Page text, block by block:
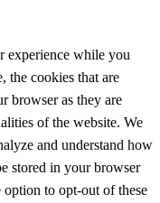
experience while you
the cookies that are
browser as they are
of the website. We
and understand how
stored in your browser
to opt-out of these